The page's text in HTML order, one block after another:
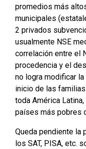
promedios más
municipales
2 privados
usualmente NSE
correlación entre el
procedencia y el
no logra modificar
inicio de las
toda América
países más pobres
Queda pendiente la
los SAT, PISA, etc.